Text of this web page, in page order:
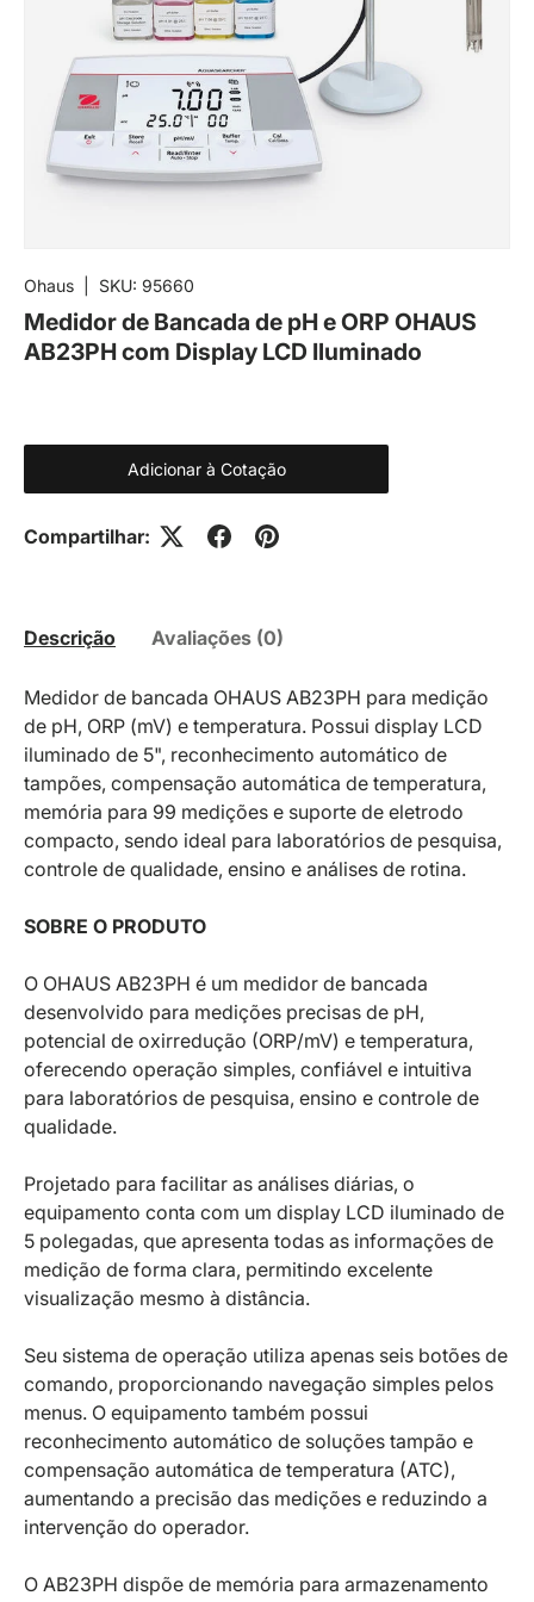
Ohaus SKU: 95660
Medidor de Bancada de pH e ORP OHAUS
AB23PH com Display LCD Iluminado
Adicionar à Cotação
Compartilhar:
Descrição Avaliações (0)
Medidor de bancada OHAUS AB23PH para medição
de pH, ORP (mV) e temperatura. Possui display LCD
iluminado de 5", reconhecimento automático de
tampões, compensação automática de temperatura,
memória para 99 medições e suporte de eletrodo
compacto, sendo ideal para laboratórios de pesquisa,
controle de qualidade, ensino e análises de rotina.
SOBRE O PRODUTO
O OHAUS AB23PH é um medidor de bancada
desenvolvido para medições precisas de pH,
potencial de oxirredução (ORP/mV) e temperatura,
oferecendo operação simples, confiável e intuitiva
para laboratórios de pesquisa, ensino e controle de
qualidade.
Projetado para facilitar as análises diárias, o
equipamento conta com um display LCD iluminado de
5 polegadas, que apresenta todas as informações de
medição de forma clara, permitindo excelente
visualização mesmo à distância.
Seu sistema de operação utiliza apenas seis botões de
comando, proporcionando navegação simples pelos
menus. O equipamento também possui
reconhecimento automático de soluções tampão e
compensação automática de temperatura (ATC),
aumentando a precisão das medições e reduzindo a
intervenção do operador.
O AB23PH dispõe de memória para armazenamento